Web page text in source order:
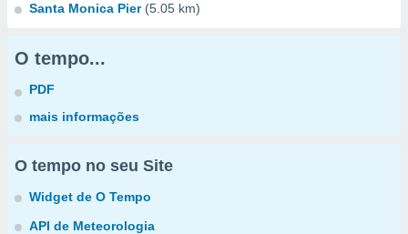
Santa Monica Pier (5.05 km)
O tempo...
PDF
mais informações
O tempo no seu Site
Widget de O Tempo
API de Meteorologia